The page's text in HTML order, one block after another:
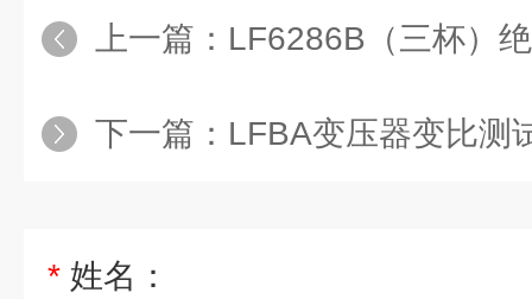
上一篇： LF6286B（三杯）
下一篇： LFBA变压器变比测
* 姓名：